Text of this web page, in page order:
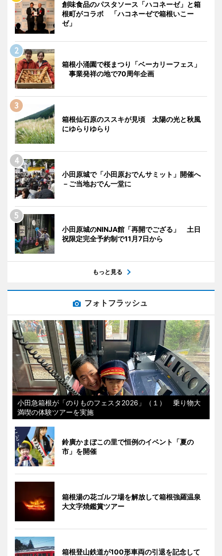
創味食品のパスタソース「ハコネーゼ」と箱
根町がコラボ 「ハコネーゼで箱根いこー
ゼ」
箱根小涌園で桜まつり「ベーカリーフェス」
事業発祥の地で70周年企画
箱根仙石原のススキが見頃 太陽の光と秋風
にゆらりゆらり
小田原城で「小田原おでんサミット」開催へ
－ご当地おでん一堂に
小田原城のNINJA館「再開でござる」 土日
祝限定完全予約制で11月7日から
もっと見る
フォトフラッシュ
小田急箱根が「のりものフェスタ2026」（１） 乗り物大
満喫の体験ツアーを実施
鈴廣かまぼこの里で恒例のイベント「夏の
市」を開催
箱根湯の花ゴルフ場を解放して箱根強羅温泉
大文字焼鑑賞ツアー
箱根登山鉄道が100形車両の引退を記念して